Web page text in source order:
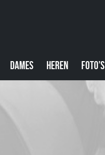
Dames Heren Foto’s